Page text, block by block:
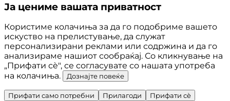
Ја цениме вашата приватност
Користиме колачиња за да го подобриме вашето
искуство на прелистување, да служат
персонализирани реклами или содржина и да го
анализираме нашиот сообраќај. Со кликнување на
„Прифати сè", се согласувате со нашата употреба
на колачиња.
Дознајте повеќе
Прифати само потребни Прилагоди Прифати сè